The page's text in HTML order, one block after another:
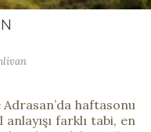
haftasonu
farklı tabi, en